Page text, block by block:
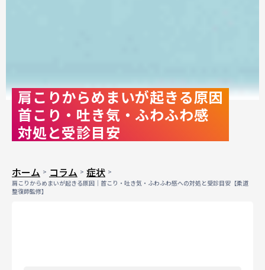
肩こりからめまいが起きる原因
首こり・吐き気・ふわふわ感
対処と受診目安
ホーム コラム 症状
肩こりからめまいが起きる原因｜首こり・吐き気・ふわふわ感への対処と受診目安【柔道
整復師監修】